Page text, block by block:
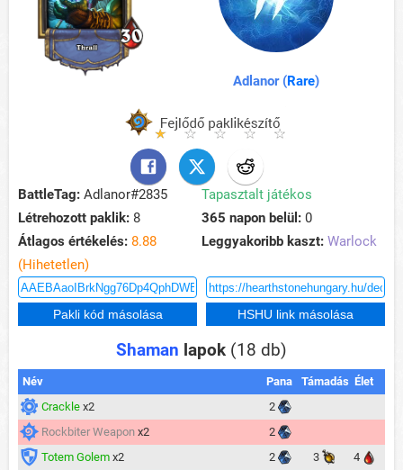
Adlanor (Rare)
BattleTag: Adlanor#2835
Tapasztalt játékos
Létrehozott paklik: 8 365 napon belül: 0
Átlagos értékelés: 8.88
(Hihetetlen)
Leggyakoribb kaszt: Warlock
Shaman lapok (18 db)
Név Pana Támadás Élet
Crackle x2
2
Rockbiter Weapon x2
2
Totem Golem x2 2 3
4